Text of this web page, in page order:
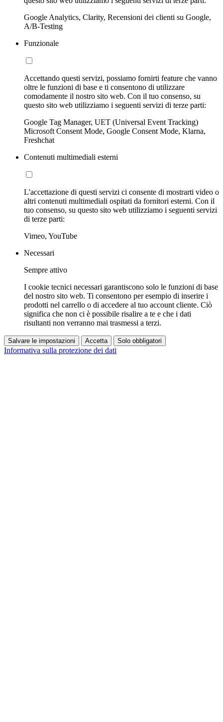
Google Analytics, Clarity, Recensioni dei clienti su Google,
A/B-Testing
Funzionale
Accettando questi servizi, possiamo fornirti feature che vanno
oltre le funzioni di base e ti consentono di utilizzare
comodamente il nostro sito web. Con il tuo consenso, su
questo sito web utilizziamo i seguenti servizi di terze parti:
Google Tag Manager, UET (Universal Event Tracking)
Microsoft Consent Mode, Google Consent Mode, Klarna,
Freshchat
Contenuti multimediali esterni
L'accettazione di questi servizi ci consente di mostrarti video o
altri contenuti multimediali ospitati da fornitori esterni. Con il
tuo consenso, su questo sito web utilizziamo i seguenti servizi
di terze parti:
Vimeo, YouTube
Necessari
Sempre attivo
I cookie tecnici necessari garantiscono solo le funzioni di base
del nostro sito web. Ti consentono per esempio di inserire i
prodotti nel carrello o di accedere al tuo account cliente. Ciò
significa che non ci è possibile risalire a te e che i dati
risultanti non verranno mai trasmessi a terzi.
Salvare le impostazioni Accetta Solo obbligatori
Informativa sulla protezione dei dati